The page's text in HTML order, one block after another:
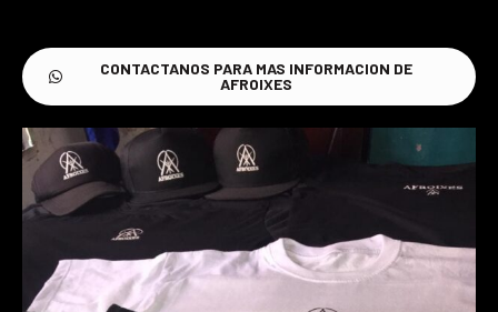
CONTACTANOS PARA MAS INFORMACION DE
AFROIXES